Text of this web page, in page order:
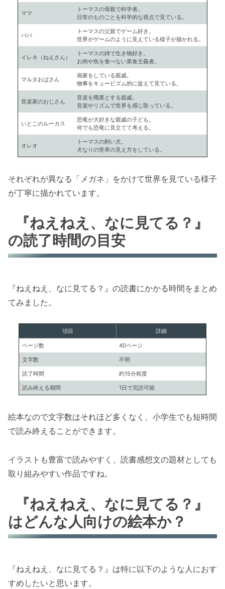
ママ
トーマスの母親で科学者。
日常のものごとを科学的な視点で見ている。
パパ
トーマスの父親でゲーム好き。
世界がゲームのように見えている様子が描かれる。
イレネ（ねえさん）
トーマスの姉で生き物好き。
お肉や魚を食べない菜食主義者。
マルタおばさん
画家をしている親戚。
物事をキュービズム的に捉えて見ている。
音楽家のおじさん
音楽を職業とする親戚。
音楽やリズムで世界を感じ取っている。
いとこのルーカス
恐竜が大好きな親戚の子ども。
何でも恐竜に見立てて考える。
オレオ
トーマスの飼い犬。
犬なりの世界の見え方をしている。
それぞれが異なる「メガネ」をかけて世界を見ている様子
が丁寧に描かれています。
『ねえねえ、なに見てる？』
の読了時間の目安
『ねえねえ、なに見てる？』の読書にかかる時間をまとめ
てみました。
項目 詳細
ページ数
40ページ
文字数
不明
読了時間
約15分程度
読み終える期間
1日で完読可能
絵本なので文字数はそれほど多くなく、小学生でも短時間
で読み終えることができます。
イラストも豊富で読みやすく、読書感想文の題材としても
取り組みやすい作品ですね。
『ねえねえ、なに見てる？』
はどんな人向けの絵本か？
『ねえねえ、なに見てる？』は特に以下のような人におす
すめしたいと思います。